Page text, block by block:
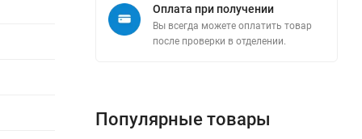
Оплата при получении
Вы всегда можете оплатить товар
после проверки в отделении.
Популярные товары